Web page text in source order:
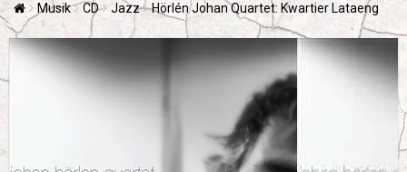
Musik CD Jazz Hörlén Johan Quartet: Kwartier Lataeng